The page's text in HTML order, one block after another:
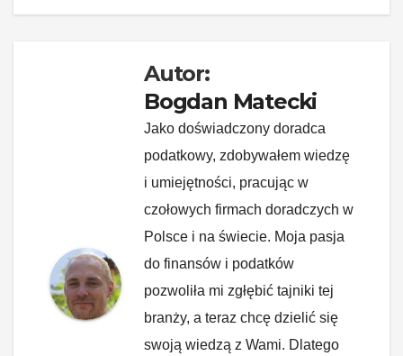
k
Autor:
Bogdan Matecki
Jako doświadczony doradca
podatkowy, zdobywałem wiedzę
i umiejętności, pracując w
czołowych firmach doradczych w
Polsce i na świecie. Moja pasja
do finansów i podatków
pozwoliła mi zgłębić tajniki tej
branży, a teraz chcę dzielić się
swoją wiedzą z Wami. Dlatego